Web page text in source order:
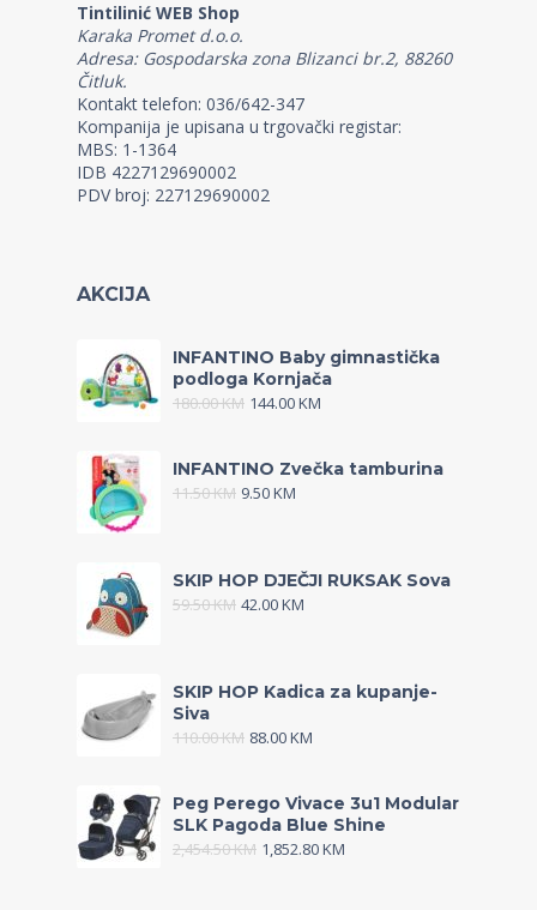
Tintilinić WEB Shop
Karaka Promet d.o.o.
Adresa: Gospodarska zona Blizanci br.2, 88260
Čitluk.
Kontakt telefon: 036/642-347
Kompanija je upisana u trgovački registar:
MBS: 1-1364
IDB 4227129690002
PDV broj: 227129690002
AKCIJA
INFANTINO Baby gimnastička
podloga Kornjača
180.00KM 144.00KM
INFANTINO Zvečka tamburina
11.50KM 9.50KM
SKIP HOP DJEČJI RUKSAK Sova
59.50KM 42.00KM
SKIP HOP Kadica za kupanje-
Siva
110.00KM 88.00KM
Peg Perego Vivace 3u1 Modular
SLK Pagoda Blue Shine
2,454.50KM 1,852.80KM